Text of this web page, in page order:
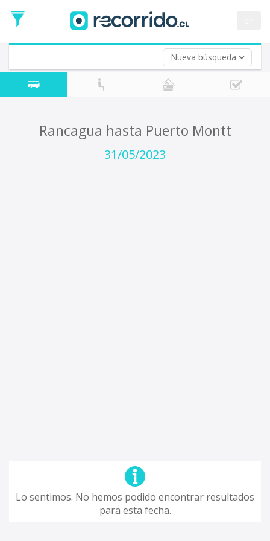
Nueva búsqueda
de
Ida
Vuelta (opcional)
Fecha
de
Rancagua hasta Puerto Montt
31/05/2023
Lo sentimos. No hemos podido encontrar resultados
para esta fecha.